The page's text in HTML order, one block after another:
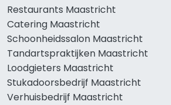
Restaurants Maastricht
Catering Maastricht
Schoonheidssalon Maastricht
Tandartspraktijken Maastricht
Loodgieters Maastricht
Stukadoorsbedrijf Maastricht
Verhuisbedrijf Maastricht